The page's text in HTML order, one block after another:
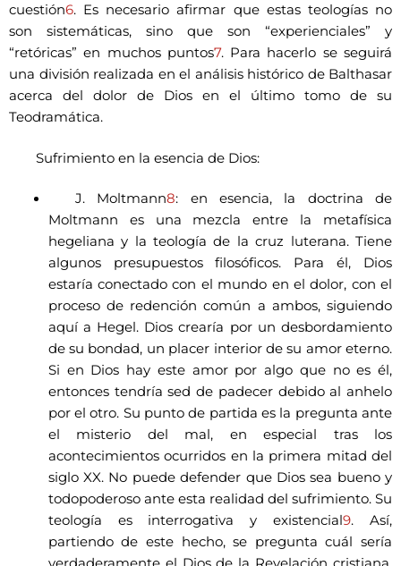
cuestión6. Es necesario afirmar que estas teologías no
son sistemáticas, sino que son “experienciales” y
“retóricas” en muchos puntos7. Para hacerlo se seguirá
una división realizada en el análisis histórico de Balthasar
acerca del dolor de Dios en el último tomo de su
Teodramática.
Sufrimiento en la esencia de Dios:
J. Moltmann8: en esencia, la doctrina de
Moltmann es una mezcla entre la metafísica
hegeliana y la teología de la cruz luterana. Tiene
algunos presupuestos filosóficos. Para él, Dios
estaría conectado con el mundo en el dolor, con el
proceso de redención común a ambos, siguiendo
aquí a Hegel. Dios crearía por un desbordamiento
de su bondad, un placer interior de su amor eterno.
Si en Dios hay este amor por algo que no es él,
entonces tendría sed de padecer debido al anhelo
por el otro. Su punto de partida es la pregunta ante
el misterio del mal, en especial tras los
acontecimientos ocurridos en la primera mitad del
siglo XX. No puede defender que Dios sea bueno y
todopoderoso ante esta realidad del sufrimiento. Su
teología es interrogativa y existencial9. Así,
partiendo de este hecho, se pregunta cuál sería